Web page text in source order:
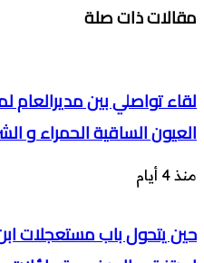
مقالات ذات صلة
لقاء تواصلي بين مديرالعام
العيون الساقية الحمراء و
منذ 4 أيام
حين يتحول باب مستعجلات